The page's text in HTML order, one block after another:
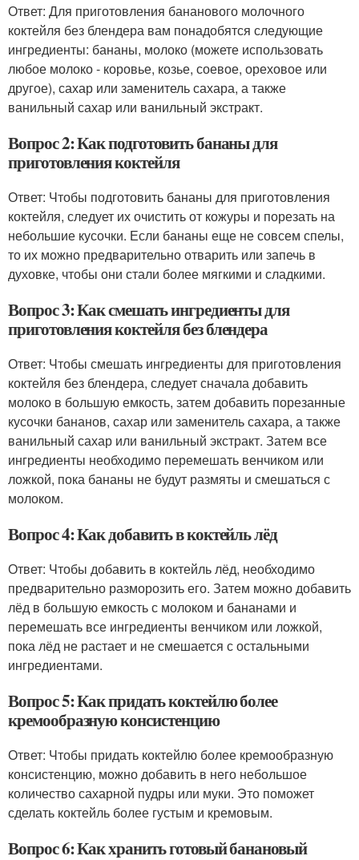
Ответ: Для приготовления бананового молочного
коктейля без блендера вам понадобятся следующие
ингредиенты: бананы, молоко (можете использовать
любое молоко - коровье, козье, соевое, ореховое или
другое), сахар или заменитель сахара, а также
ванильный сахар или ванильный экстракт.
Вопрос 2: Как подготовить бананы для
приготовления коктейля
Ответ: Чтобы подготовить бананы для приготовления
коктейля, следует их очистить от кожуры и порезать на
небольшие кусочки. Если бананы еще не совсем спелы,
то их можно предварительно отварить или запечь в
духовке, чтобы они стали более мягкими и сладкими.
Вопрос 3: Как смешать ингредиенты для
приготовления коктейля без блендера
Ответ: Чтобы смешать ингредиенты для приготовления
коктейля без блендера, следует сначала добавить
молоко в большую емкость, затем добавить порезанные
кусочки бананов, сахар или заменитель сахара, а также
ванильный сахар или ванильный экстракт. Затем все
ингредиенты необходимо перемешать венчиком или
ложкой, пока бананы не будут размяты и смешаться с
молоком.
Вопрос 4: Как добавить в коктейль лёд
Ответ: Чтобы добавить в коктейль лёд, необходимо
предварительно разморозить его. Затем можно добавить
лёд в большую емкость с молоком и бананами и
перемешать все ингредиенты венчиком или ложкой,
пока лёд не растает и не смешается с остальными
ингредиентами.
Вопрос 5: Как придать коктейлю более
кремообразную консистенцию
Ответ: Чтобы придать коктейлю более кремообразную
консистенцию, можно добавить в него небольшое
количество сахарной пудры или муки. Это поможет
сделать коктейль более густым и кремовым.
Вопрос 6: Как хранить готовый банановый